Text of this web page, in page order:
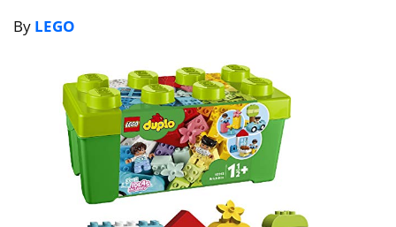
By LEGO